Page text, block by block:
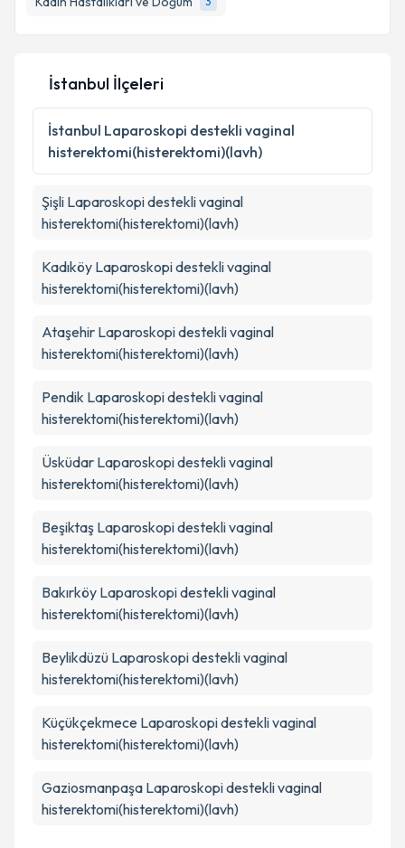
İstanbul İlçeleri
İstanbul Laparoskopi destekli vaginal
histerektomi(histerektomi)(lavh)
Şişli Laparoskopi destekli vaginal
histerektomi(histerektomi)(lavh)
Kadıköy Laparoskopi destekli vaginal
histerektomi(histerektomi)(lavh)
Ataşehir Laparoskopi destekli vaginal
histerektomi(histerektomi)(lavh)
Pendik Laparoskopi destekli vaginal
histerektomi(histerektomi)(lavh)
Üsküdar Laparoskopi destekli vaginal
histerektomi(histerektomi)(lavh)
Beşiktaş Laparoskopi destekli vaginal
histerektomi(histerektomi)(lavh)
Bakırköy Laparoskopi destekli vaginal
histerektomi(histerektomi)(lavh)
Beylikdüzü Laparoskopi destekli vaginal
histerektomi(histerektomi)(lavh)
Küçükçekmece Laparoskopi destekli vaginal
histerektomi(histerektomi)(lavh)
Gaziosmanpaşa Laparoskopi destekli vaginal
histerektomi(histerektomi)(lavh)